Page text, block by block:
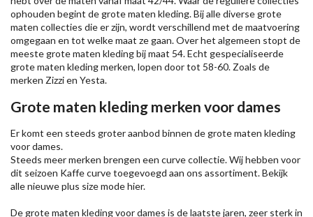
ophouden begint de grote maten kleding. Bij alle diverse grote
maten collecties die er zijn, wordt verschillend met de maatvoering
omgegaan en tot welke maat ze gaan. Over het algemeen stopt de
meeste grote maten kleding bij maat 54. Echt gespecialiseerde
grote maten kleding merken, lopen door tot 58-60. Zoals de
merken Zizzien Yesta.
Grote maten kleding merken voor dames
Er komt een steeds groter aanbod binnen de grote maten kleding
voor dames.
Steeds meer merken brengen een curve collectie. Wij hebben voor
dit seizoen Kaffecurve toegevoegd aan ons assortiment. Bekijk
alle nieuweplus size modehier.
De grote maten kleding voor dames is de laatste jaren, zeer sterk in